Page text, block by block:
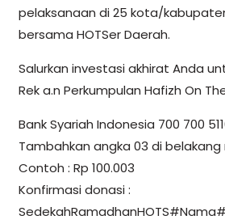
pelaksanaan di 25 kota/
bersama HOTSer Daerah.
Salurkan investasi akhirat Anda
Rek a.n Perkumpulan Hafizh On
Bank Syariah Indonesia 700 700
Tambahkan angka 03 di
Contoh : Rp 100.003
Konfirmasi donasi :